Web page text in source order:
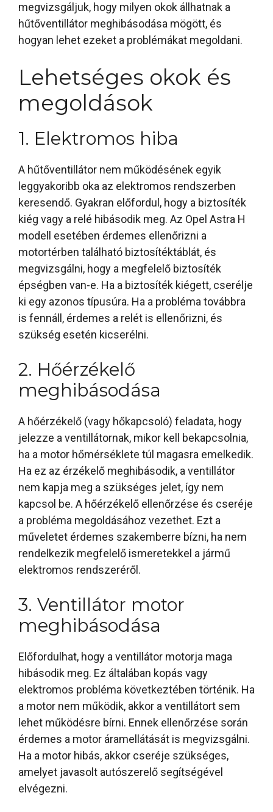
megvizsgáljuk, hogy milyen okok állhatnak a
hűtőventillátor meghibásodása mögött, és
hogyan lehet ezeket a problémákat megoldani.
Lehetséges okok és
megoldások
1. Elektromos hiba
A hűtőventillátor nem működésének egyik
leggyakoribb oka az elektromos rendszerben
keresendő. Gyakran előfordul, hogy a biztosíték
kiég vagy a relé hibásodik meg. Az Opel Astra H
modell esetében érdemes ellenőrizni a
motortérben található biztosítéktáblát, és
megvizsgálni, hogy a megfelelő biztosíték
épségben van-e. Ha a biztosíték kiégett, cserélje
ki egy azonos típusúra. Ha a probléma továbbra
is fennáll, érdemes a relét is ellenőrizni, és
szükség esetén kicserélni.
2. Hőérzékelő
meghibásodása
A hőérzékelő (vagy hőkapcsoló) feladata, hogy
jelezze a ventillátornak, mikor kell bekapcsolnia,
ha a motor hőmérséklete túl magasra emelkedik.
Ha ez az érzékelő meghibásodik, a ventillátor
nem kapja meg a szükséges jelet, így nem
kapcsol be. A hőérzékelő ellenőrzése és cseréje
a probléma megoldásához vezethet. Ezt a
műveletet érdemes szakemberre bízni, ha nem
rendelkezik megfelelő ismeretekkel a jármű
elektromos rendszeréről.
3. Ventillátor motor
meghibásodása
Előfordulhat, hogy a ventillátor motorja maga
hibásodik meg. Ez általában kopás vagy
elektromos probléma következtében történik. Ha
a motor nem működik, akkor a ventillátort sem
lehet működésre bírni. Ennek ellenőrzése során
érdemes a motor áramellátását is megvizsgálni.
Ha a motor hibás, akkor cseréje szükséges,
amelyet javasolt autószerelő segítségével
elvégezni.